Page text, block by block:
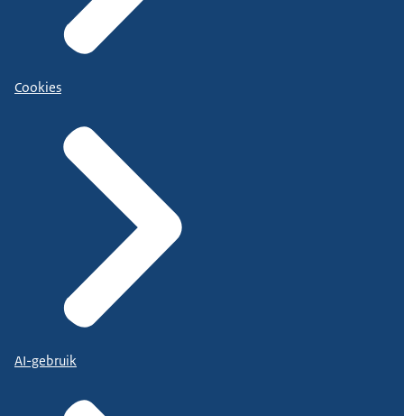
Cookies
AI-gebruik